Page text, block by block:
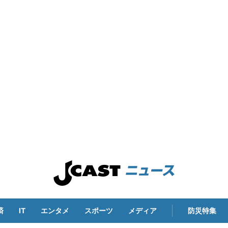
IT エンタメ スポーツ メディア 防災特集